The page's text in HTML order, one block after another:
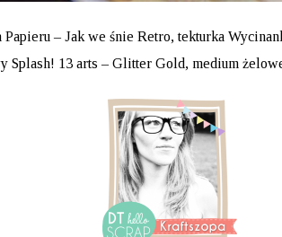
– Jak we śnie Retro,tekturka
Splash! 13 arts – Glitter Gold, medium